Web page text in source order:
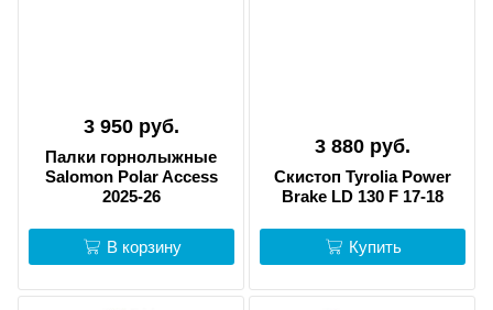
3 950 руб.
Палки горнолыжные
Salomon Polar Access
2025-26
В корзину
3 880 руб.
Скистоп Tyrolia Power
Brake LD 130 F 17-18
Купить